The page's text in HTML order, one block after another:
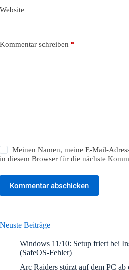
Website
Kommentar schreiben *
Meinen Namen, meine E-Mail-
in diesem Browser für die nächste
Kommentar abschicken
Neuste Beiträge
Windows 11/10: Setup friert bei
(SafeOS-Fehler)
Arc Raiders stürzt auf dem PC ab